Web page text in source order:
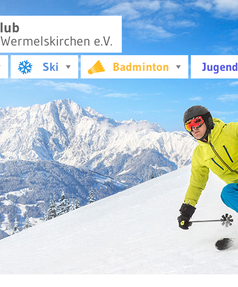
e.V.
Ski Badminton Jugend